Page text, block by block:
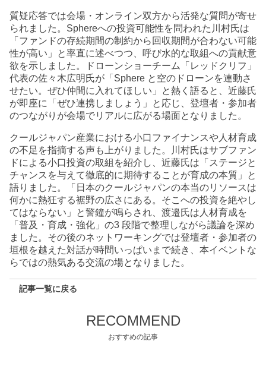
質疑応答では会場・オンライン双方から活発な質問が寄せ
られました。Sphereへの投資可能性を問われた川村氏は
「ファンドの存続期間の制約から回収期間が合わない可能
性が高い」と率直に述べつつ、呼び水的な取組への貢献意
欲を示しました。ドローンショーチーム「レッドクリフ」
代表の佐々木広明氏が「Sphere と空のドローンを連動さ
せたい。ぜひ仲間に入れてほしい」と熱く語ると、近藤氏
が即座に「ぜひ連携しましょう」と応じ、登壇者・参加者
のつながりが会場でリアルに広がる場面となりました。
クールジャパン産業における小口ファイナンスや人材育成
の不足を指摘する声も上がりました。川村氏はサブファン
ドによる小口投資の取組を紹介し、近藤氏は「ステージと
チャンスを与えて徹底的に期待することが育成の本質」と
語りました。「日本のクールジャパンの本当のリソースは
何かに熱狂する裾野の広さにある。そこへの投資を絶やし
てはならない」と警鐘が鳴らされ、渡邉氏は人材育成を
「普及・育成・強化」の3 段階で整理しながら議論を深め
ました。その後のネットワーキングでは登壇者・参加者の
垣根を越えた対話が時間いっぱいまで続き、本イベントな
らではの熱気ある交流の場となりました。
記事一覧に戻る
RECOMMEND
おすすめの記事